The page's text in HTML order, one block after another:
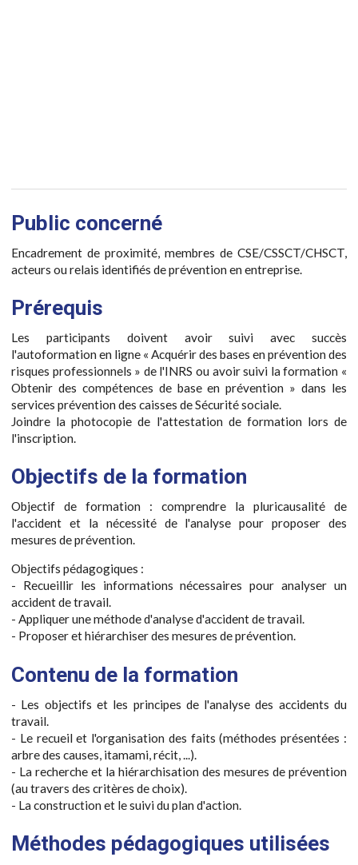
Public concerné
Encadrement de proximité, membres de CSE/CSSCT/CHSCT,
acteurs ou relais identifiés de prévention en entreprise.
Prérequis
Les participants doivent avoir suivi avec succès
l'autoformation en ligne « Acquérir des bases en prévention des
risques professionnels » de l'INRS ou avoir suivi la formation «
Obtenir des compétences de base en prévention » dans les
services prévention des caisses de Sécurité sociale.
Joindre la photocopie de l'attestation de formation lors de
l'inscription.
Objectifs de la formation
Objectif de formation : comprendre la pluricausalité de
l'accident et la nécessité de l'analyse pour proposer des
mesures de prévention.
Objectifs pédagogiques :
- Recueillir les informations nécessaires pour analyser un
accident de travail.
- Appliquer une méthode d'analyse d'accident de travail.
- Proposer et hiérarchiser des mesures de prévention.
Contenu de la formation
- Les objectifs et les principes de l'analyse des accidents du
travail.
- Le recueil et l'organisation des faits (méthodes présentées :
arbre des causes, itamami, récit, ...).
- La recherche et la hiérarchisation des mesures de prévention
(au travers des critères de choix).
- La construction et le suivi du plan d'action.
Méthodes pédagogiques utilisées